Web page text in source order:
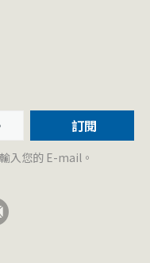
訂閱
入您的 E-mail。